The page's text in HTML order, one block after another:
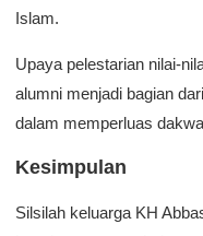
Islam.
Upaya pelestarian nilai-
alumni menjadi bagian
dalam memperluas
Kesimpulan
Silsilah keluarga KH